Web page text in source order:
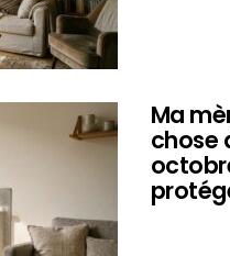
Ma
chose